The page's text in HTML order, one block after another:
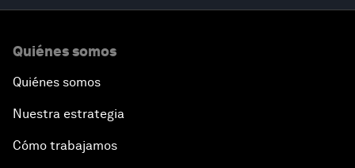
Quiénes somos
Quiénes somos
Nuestra estrategia
Cómo trabajamos